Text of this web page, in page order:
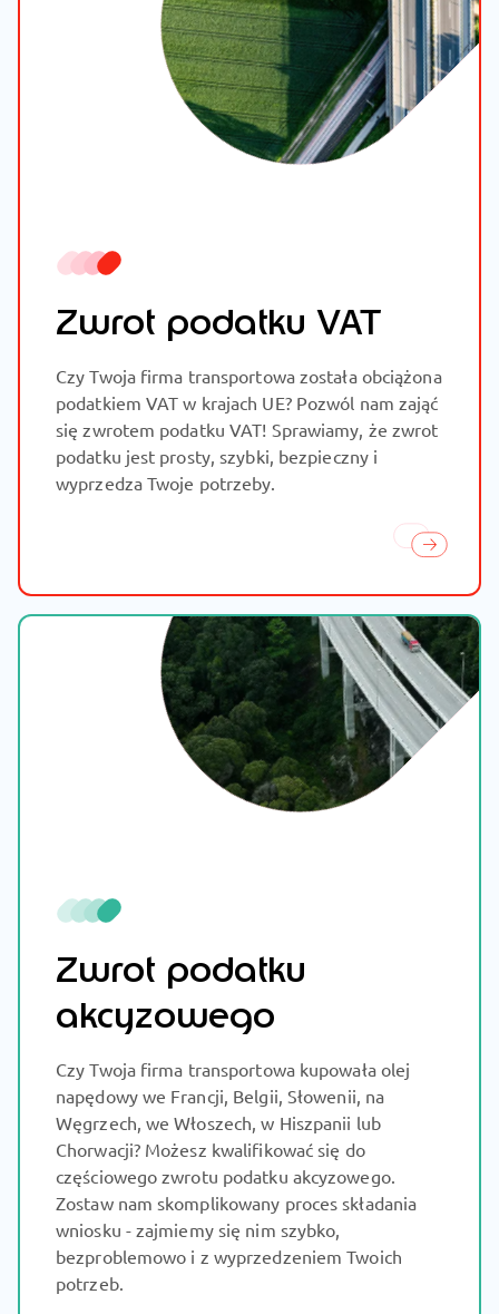
Zwrot podatku VAT
Czy Twoja firma transportowa została obciążona
podatkiem VAT w krajach UE? Pozwól nam zająć
się zwrotem podatku VAT! Sprawiamy, że zwrot
podatku jest prosty, szybki, bezpieczny i
wyprzedza Twoje potrzeby.
Zwrot podatku
akcyzowego
Czy Twoja firma transportowa kupowała olej
napędowy we Francji, Belgii, Słowenii, na
Węgrzech, we Włoszech, w Hiszpanii lub
Chorwacji? Możesz kwalifikować się do
częściowego zwrotu podatku akcyzowego.
Zostaw nam skomplikowany proces składania
wniosku - zajmiemy się nim szybko,
bezproblemowo i z wyprzedzeniem Twoich
potrzeb.